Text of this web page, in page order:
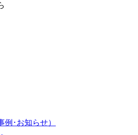
･お知らせ）